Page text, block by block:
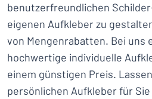
benutzerfreundlichen
eigenen Aufkleber zu
von Mengenrabatten. Bei uns
hochwertige individuelle
einem günstigen Preis.
persönlichen Aufkleber für